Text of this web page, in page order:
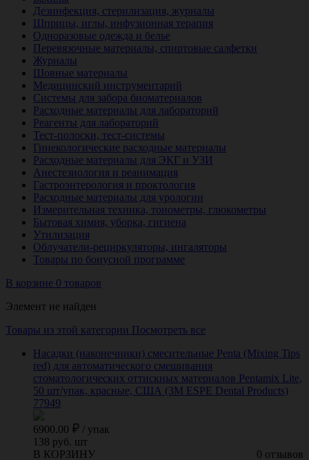
Дезинфекция, стерилизация, журналы
Шприцы, иглы, инфузионная терапия
Одноразовые одежда и белье
Перевязочные материалы, спиртовые салфетки
Журналы
Шовные материалы
Медицинский инструментарий
Системы для забора биоматериалов
Расходные материалы для лабораторий
Реагенты для лабораторий
Тест-полоски, тест-системы
Гинекологические расходные материалы
Расходные материалы для ЭКГ и УЗИ
Анестезиология и реанимация
Гастроэнтерология и проктология
Расходные материалы для урологии
Измерительная техника, тонометры, глюкометры
Бытовая химия, уборка, гигиена
Утилизация
Облучатели-рециркуляторы, ингаляторы
Товары по бонусной программе
В корзине 0 товаров
Элемент не найден
Товары из этой категории Посмотреть все
Насадки (наконечники) смесительные Penta (Mixing Tips
red) для автоматического смешивания
стоматологических оттискных материалов Pentamix Lite,
50 шт/упак, красные, США (3M ESPE Dental Products)
77949
6900.00 / упак
138 руб. шт
0 отзывов
В КОРЗИНУ